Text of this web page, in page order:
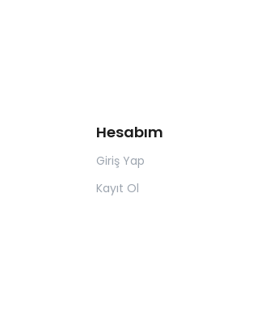
Hesabım
Giriş Yap
Kayıt Ol